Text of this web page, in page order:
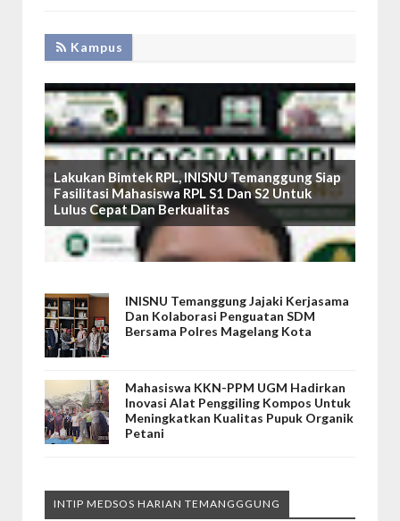
Kampus
Lakukan Bimtek RPL, INISNU Temanggung Siap
Fasilitasi Mahasiswa RPL S1 Dan S2 Untuk
Lulus Cepat Dan Berkualitas
INISNU Temanggung Jajaki Kerjasama
Dan Kolaborasi Penguatan SDM
Bersama Polres Magelang Kota
Mahasiswa KKN-PPM UGM Hadirkan
Inovasi Alat Penggiling Kompos Untuk
Meningkatkan Kualitas Pupuk Organik
Petani
INTIP MEDSOS HARIAN TEMANGGGUNG